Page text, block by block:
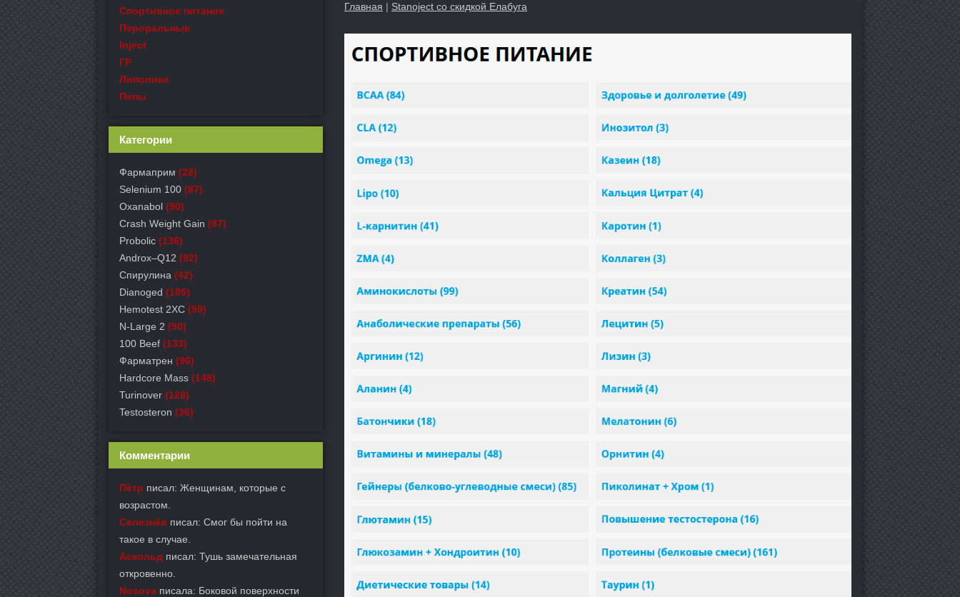
Главная | Stanoject со скидкой Елабуга
Спортивное питание
Пероральные
Inject
ГР
Липолики
Пепы
Категории
Фармаприм (28)
Selenium 100 (87)
Oxanabol (90)
Crash Weight Gain (87)
Probolic (136)
Androx–Q12 (92)
Спирулина (42)
Dianoged (105)
Hemotest 2XC (99)
N-Large 2 (50)
100 Beef (133)
Фарматрен (96)
Hardcore Mass (148)
Turinover (128)
Testosteron (36)
Комментарии
Пётр писал: Женщинам, которые с
возрастом.
Селезнёв писал: Смог бы пойти на
такое в случае.
Аскольд писал: Тушь замечательная
откровенно.
Nosova писала: Боковой поверхности